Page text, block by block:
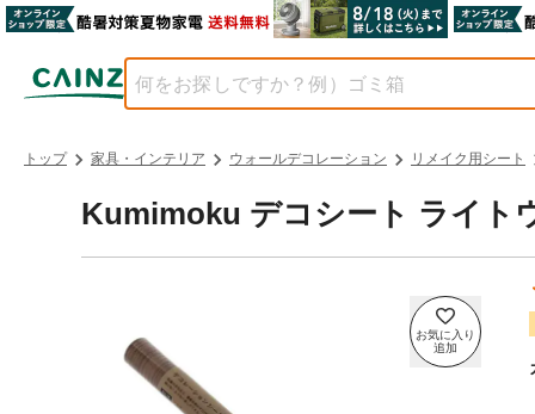
トップ 家具・インテリア ウォールデコレーション リメイク用シート
Kumimoku デコシート ライト